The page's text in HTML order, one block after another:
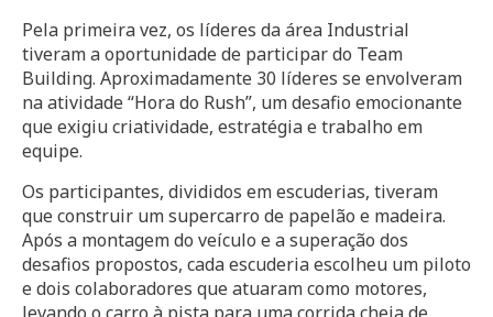
Pela primeira vez, os líderes da área Industrial
tiveram a oportunidade de participar do Team
Building. Aproximadamente 30 líderes se envolveram
na atividade “Hora do Rush”, um desafio emocionante
que exigiu criatividade, estratégia e trabalho em
equipe.
Os participantes, divididos em escuderias, tiveram
que construir um supercarro de papelão e madeira.
Após a montagem do veículo e a superação dos
desafios propostos, cada escuderia escolheu um piloto
e dois colaboradores que atuaram como motores,